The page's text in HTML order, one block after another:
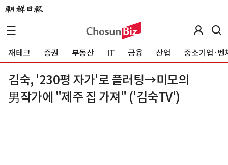
재테크 증권 부동산 IT 금융 산업 중소기업·벤
김숙, '230평 자가'로 플러팅→미모의
男작가에 "제주 집 가져" ('김숙TV')